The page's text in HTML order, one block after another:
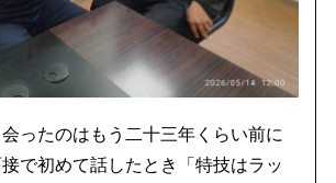
ったのはもう二十三年くらい前に
で初めて話したとき「特技はラッ